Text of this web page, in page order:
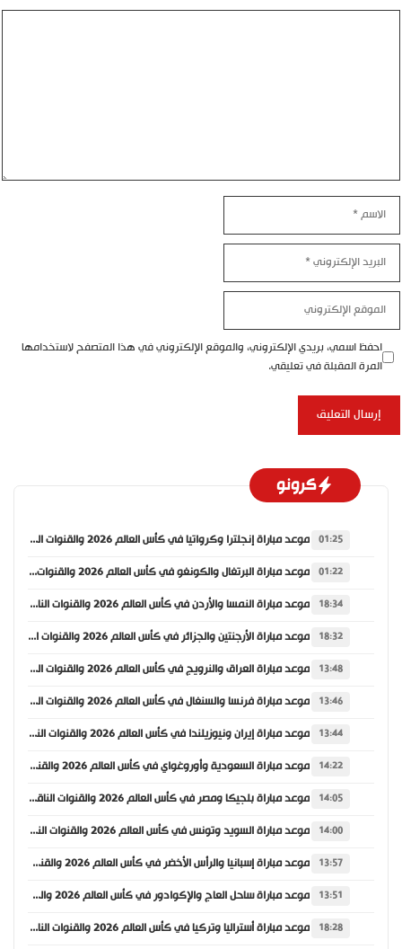
الإلكتروني
الإلكتروني
احفظ اسمي، بريدي الإلكتروني، والموقع الإلكتروني في هذا المتصفح لاستخدامها
المرة المقبلة في تعليقي.
كرونو
01:25 موعد مباراة إنجلترا وكرواتيا في كأس العالم 2026 والقنوات الناقلة
01:22 موعد مباراة البرتغال والكونغو في كأس العالم 2026 والقنوات الناقلة
18:34 موعد مباراة النمسا والأردن في كأس العالم 2026 والقنوات الناقلة
18:32 موعد مباراة الأرجنتين والجزائر في كأس العالم 2026 والقنوات الناقلة
13:48 موعد مباراة العراق والنرويج في كأس العالم 2026 والقنوات الناقلة
13:46 موعد مباراة فرنسا والسنغال في كأس العالم 2026 والقنوات الناقلة
13:44 موعد مباراة إيران ونيوزيلندا في كأس العالم 2026 والقنوات الناقلة
14:22 موعد مباراة السعودية وأوروغواي في كأس العالم 2026 والقنوات الناقلة
14:05 موعد مباراة بلجيكا ومصر في كأس العالم 2026 والقنوات الناقلة
14:00 موعد مباراة السويد وتونس في كأس العالم 2026 والقنوات الناقلة
13:57 موعد مباراة إسبانيا والرأس الأخضر في كأس العالم 2026 والقنوات الناقلة
13:51 موعد مباراة ساحل العاج والإكوادور في كأس العالم 2026 والقنوات الناقلة
18:28 موعد مباراة أستراليا وتركيا في كأس العالم 2026 والقنوات الناقلة